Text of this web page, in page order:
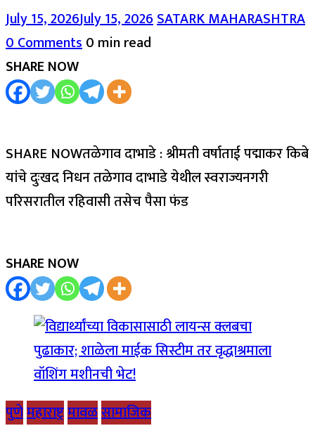
July 15, 2026July 15, 2026SATARK MAHARASHTRA
0 Comments0 min read
SHARE NOW
SHARE NOWतळेगाव दाभाडे : श्रीमती वर्षाताई पद्माकर किबे
यांचे दुःखद निधन तळेगाव दाभाडे येथील स्वराज्यनगरी
परिसरातील रहिवासी तसेच पैसा फंड
SHARE NOW
पुणेमहाराष्ट्रमावळसामाजिक